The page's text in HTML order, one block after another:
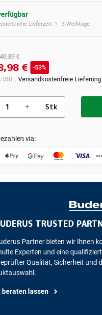
Lieferzeit: 1 - 3 Werktage
€
€
53%
USt. , Versandkostenfreie Lieferung
Stk
via:
TRUSTED
Partner bieten wir Ihnen
Experten und eine
Qualität, Sicherheit und
lassen